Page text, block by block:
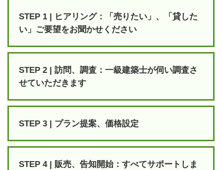
STEP 1 | ヒアリング：「売りたい」、「貸した
い」ご要望をお聞かせください
STEP 2 | 訪問、調査：一級建築士が伺い調査さ
せていただきます
STEP 3 | プラン提案、価格設定
STEP 4 | 販売、告知開始：すべてサポートしま